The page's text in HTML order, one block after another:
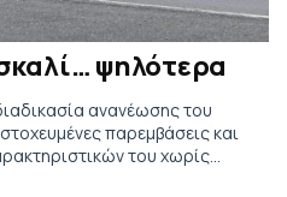
ψηλότερα
ανανέωσης του
παρεμβάσεις και
του χωρίς